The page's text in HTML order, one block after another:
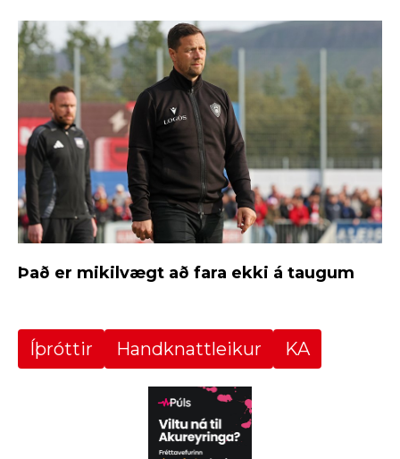
Það er mikilvægt að fara ekki á taugum
Íþróttir Handknattleikur KA